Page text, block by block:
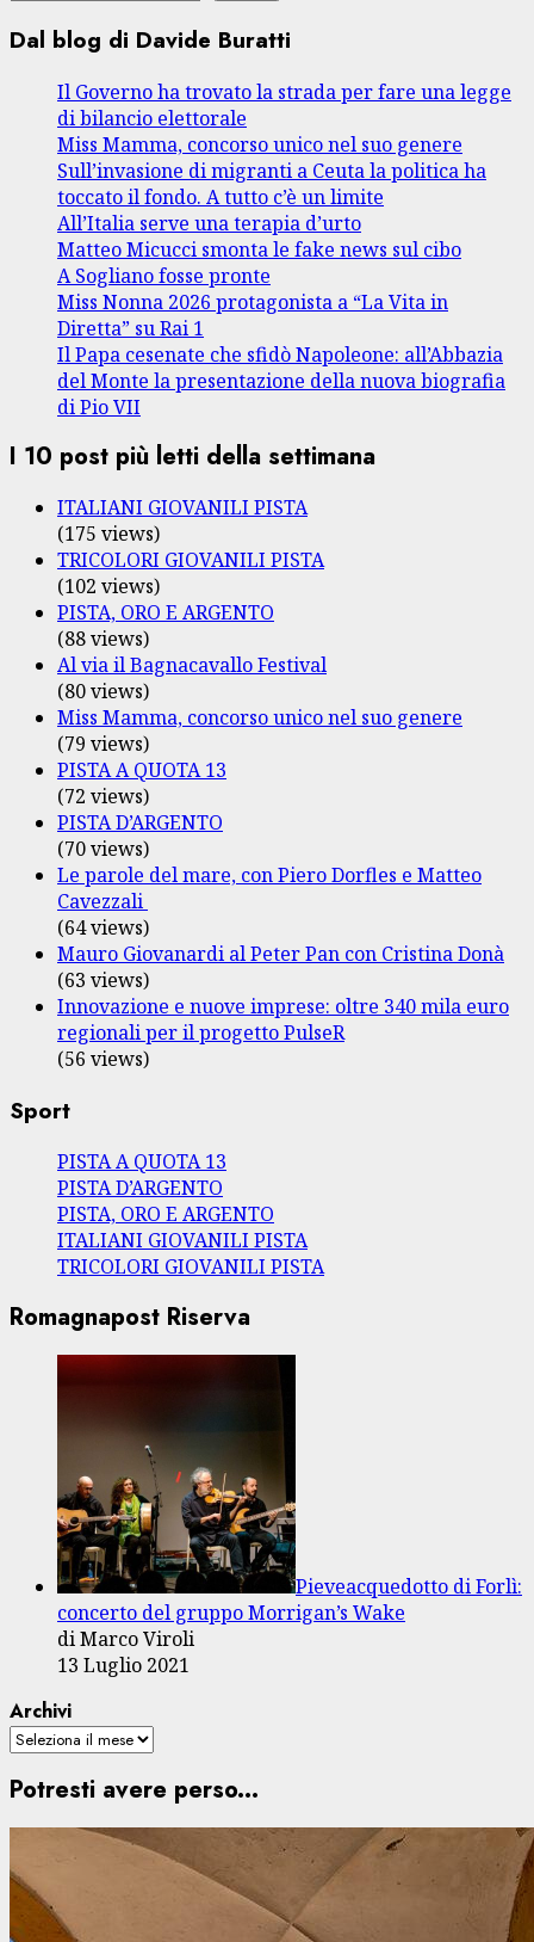
Dal blog di Davide Buratti
Il Governo ha trovato la strada per fare una legge
di bilancio elettorale
Miss Mamma, concorso unico nel suo genere
Sull’invasione di migranti a Ceuta la politica ha
toccato il fondo. A tutto c’è un limite
All’Italia serve una terapia d’urto
Matteo Micucci smonta le fake news sul cibo
A Sogliano fosse pronte
Miss Nonna 2026 protagonista a “La Vita in
Diretta” su Rai 1
Il Papa cesenate che sfidò Napoleone: all’Abbazia
del Monte la presentazione della nuova biografia
di Pio VII
I 10 post più letti della settimana
ITALIANI GIOVANILI PISTA
(175 views)
TRICOLORI GIOVANILI PISTA
(102 views)
PISTA, ORO E ARGENTO
(88 views)
Al via il Bagnacavallo Festival
(80 views)
Miss Mamma, concorso unico nel suo genere
(79 views)
PISTA A QUOTA 13
(72 views)
PISTA D’ARGENTO
(70 views)
Le parole del mare, con Piero Dorfles e Matteo
Cavezzali
(64 views)
Mauro Giovanardi al Peter Pan con Cristina Donà
(63 views)
Innovazione e nuove imprese: oltre 340 mila euro
regionali per il progetto PulseR
(56 views)
Sport
PISTA A QUOTA 13
PISTA D’ARGENTO
PISTA, ORO E ARGENTO
ITALIANI GIOVANILI PISTA
TRICOLORI GIOVANILI PISTA
Romagnapost Riserva
Pieveacquedotto di Forlì:
concerto del gruppo Morrigan’s Wake
di Marco Viroli
13 Luglio 2021
Archivi
Potresti avere perso...